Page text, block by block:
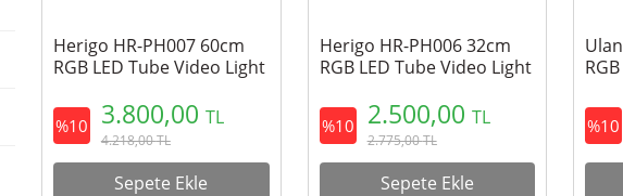
Herigo HR-PH007 60cm
RGB LED Tube Video Light
Işık
%10 3.800,00 TL
4.218,00TL
Sepete Ekle
Herigo HR-PH006 32cm
RGB LED Tube Video Light
Işık
%10 2.500,00 TL
2.775,00TL
Sepete Ekle
%10